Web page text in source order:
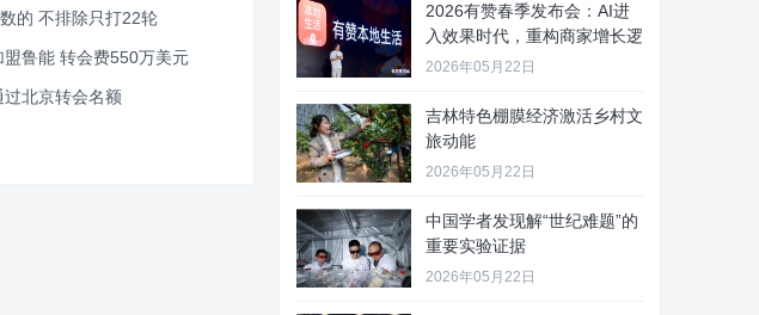
的 不排除只打22轮
鲁能 转会费550万美元
北京转会名额
2026有赞春季发布会：AI进
入效果时代，重构商家增长逻
2026年05月22日
吉林特色棚膜经济激活乡村文
旅动能
2026年05月22日
中国学者发现解“世纪难题”的
重要实验证据
2026年05月22日